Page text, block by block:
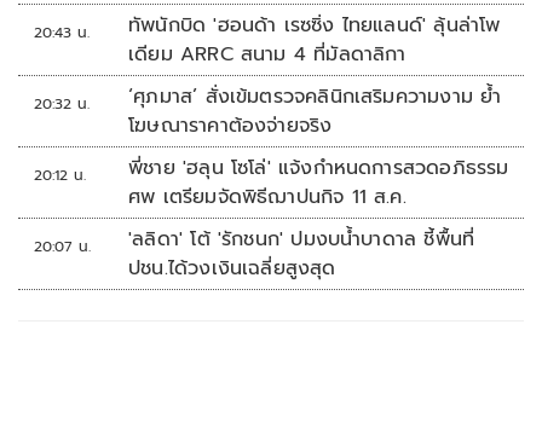
20:43 น.
ทัพนักบิด 'ฮอนด้า เรซซิ่ง ไทยแลนด์' ลุ้นล่าโพ
เดียม ARRC สนาม 4 ที่มัลดาลิกา
20:32 น.
‘ศุภมาส’ สั่งเข้มตรวจคลินิกเสริมความงาม ย้ำ
โฆษณาราคาต้องจ่ายจริง
20:12 น.
พี่ชาย 'ฮลุน โซโล่' แจ้งกำหนดการสวดอภิธรรม
ศพ เตรียมจัดพิธีฌาปนกิจ 11 ส.ค.
20:07 น.
'ลลิดา' โต้ 'รักชนก' ปมงบน้ำบาดาล ชี้พื้นที่
ปชน.ได้วงเงินเฉลี่ยสูงสุด